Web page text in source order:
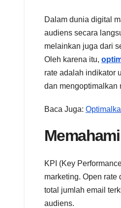
Dalam dunia digital
audiens secara
melainkan juga dari
Oleh karena itu,
rate adalah indikator
dan mengoptimalkan
Baca Juga:
KPI (Key
marketing. Open
total jumlah email
audiens.